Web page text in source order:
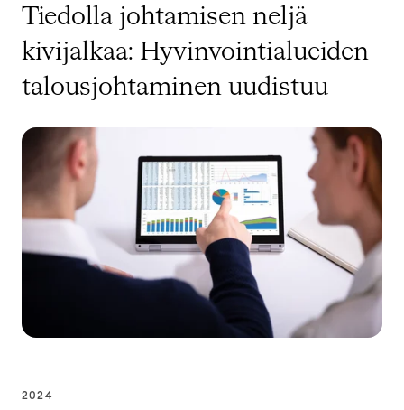
Tiedolla johtamisen neljä
kivijalkaa: Hyvinvointialueiden
talousjohtaminen uudistuu
2024